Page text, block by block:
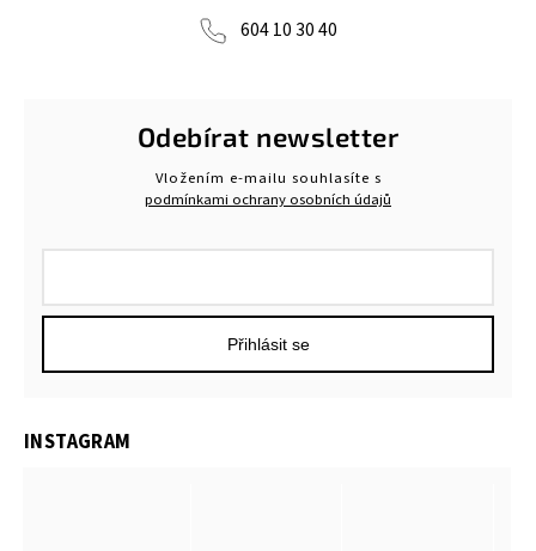
604 10 30 40
Odebírat newsletter
Vložením e-mailu souhlasíte s
podmínkami ochrany osobních údajů
Přihlásit se
INSTAGRAM